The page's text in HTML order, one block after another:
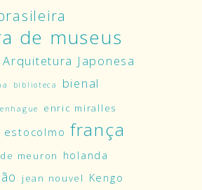
de museus
Arquitetura Japonesa
biblioteca bienal
enric miralles
estocolmo frança
meuron holanda
jean nouvel
Kengo